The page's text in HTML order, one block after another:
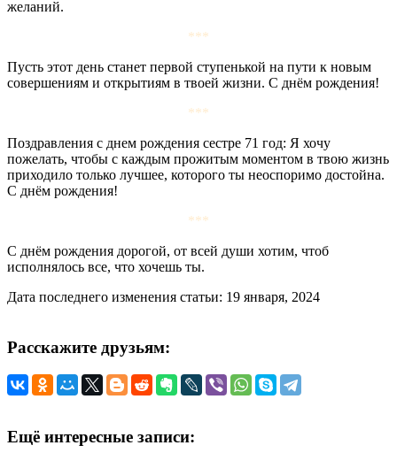
желаний.
***
Пусть этот день станет первой ступенькой на пути к новым
совершениям и открытиям в твоей жизни. С днём рождения!
***
Поздравления с днем рождения сестре 71 год: Я хочу
пожелать, чтобы с каждым прожитым моментом в твою жизнь
приходило только лучшее, которого ты неоспоримо достойна.
С днём рождения!
***
С днём рождения дорогой, от всей души хотим, чтоб
исполнялось все, что хочешь ты.
Дата последнего изменения статьи: 19 января, 2024
Расскажите друзьям:
Ещё интересные записи: